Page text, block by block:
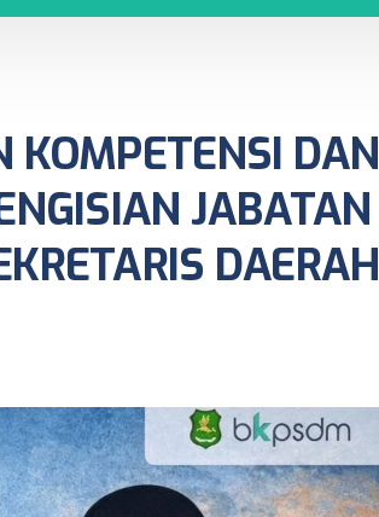
KOMPETENSI DAN
JABATAN
DAERAH